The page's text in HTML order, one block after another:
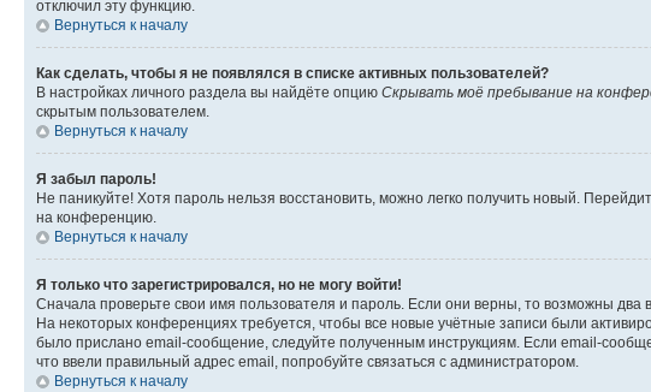
отключил эту функцию.
Вернуться к началу
Как сделать, чтобы я не появлялся в списке активных пользователей?
В настройках личного раздела вы найдёте опцию Скрывать моё пребывание на
скрытым пользователем.
Вернуться к началу
Я забыл пароль!
Не паникуйте! Хотя пароль нельзя восстановить, можно легко получить новый.
на конференцию.
Вернуться к началу
Я только что зарегистрировался, но не могу войти!
Сначала проверьте свои имя пользователя и пароль. Если они верны, то возможны
На некоторых конференциях требуется, чтобы все новые учётные записи были
было прислано email-сообщение, следуйте полученным инструкциям. Если email-
что ввели правильный адрес email, попробуйте связаться с администратором.
Вернуться к началу